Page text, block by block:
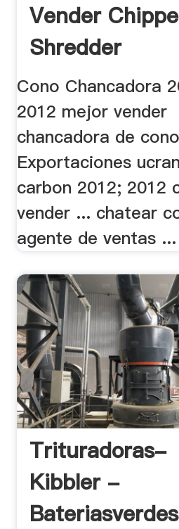
Vender
Shredder
Cono Chancadora
2012 mejor vender
chancadora de
Exportaciones
carbon 2012; 2012
vender ... chatear
agente de ventas ...
Trituradoras-
Kibbler -
Bateriasverdes